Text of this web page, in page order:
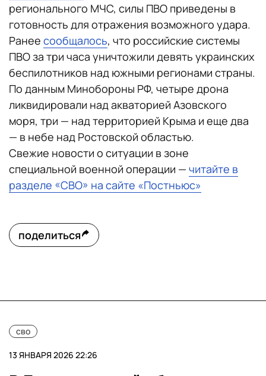
регионального МЧС, силы ПВО приведены в
готовность для отражения возможного удара.
Ранее сообщалось, что российские системы
ПВО за три часа уничтожили девять украинских
беспилотников над южными регионами страны.
По данным Минобороны РФ, четыре дрона
ликвидировали над акваторией Азовского
моря, три — над территорией Крыма и еще два
— в небе над Ростовской областью.
Свежие новости о ситуации в зоне
специальной военной операции — читайте в
разделе «СВО» на сайте «Постньюс»
поделиться
сво
13 ЯНВАРЯ 2026 22:26